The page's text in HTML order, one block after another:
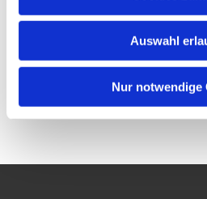
Auswahl
Nur notwendige